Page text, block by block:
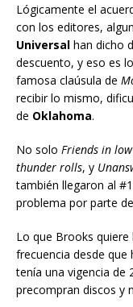
Lógicamente el
con los editores,
Universal han dicho
descuento, y eso es
famosa claúsula de
recibir lo mismo,
de Oklahoma.
No solo Friends in
thunder rolls, y
también llegaron al
problema por parte
Lo que Brooks quiere
frecuencia desde
tenía una vigencia de
precompran discos y